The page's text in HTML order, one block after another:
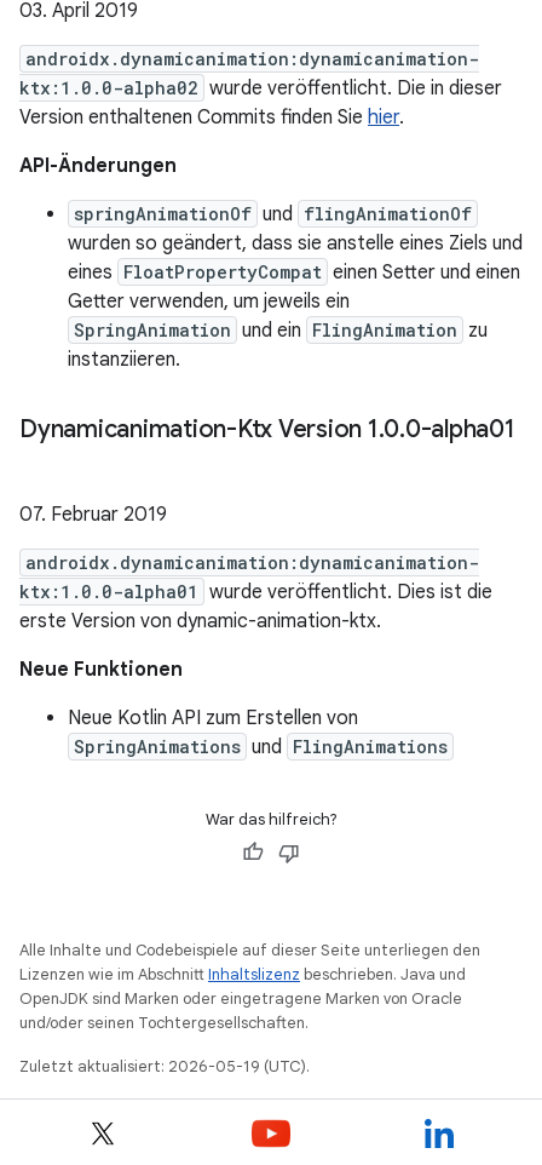
03. April 2019
androidx.dynamicanimation:dynamicanimation-
ktx:1.0.0-alpha02 wurde veröffentlicht. Die in dieser
Version enthaltenen Commits finden Sie hier.
API-Änderungen
springAnimationOf und flingAnimationOf
wurden so geändert, dass sie anstelle eines Ziels und
eines FloatPropertyCompat einen Setter und einen
Getter verwenden, um jeweils ein
SpringAnimation und ein FlingAnimation zu
instanziieren.
Dynamicanimation-Ktx Version 1.0.0-alpha01
07. Februar 2019
androidx.dynamicanimation:dynamicanimation-
ktx:1.0.0-alpha01
wurde veröffentlicht. Dies ist die
erste Version von dynamic-animation-ktx.
Neue Funktionen
Neue Kotlin API zum Erstellen von
SpringAnimations und FlingAnimations
War das hilfreich?
Alle Inhalte und Codebeispiele auf dieser Seite unterliegen den
Lizenzen wie im AbschnittInhaltslizenz beschrieben. Java und
OpenJDK sind Marken oder eingetragene Marken von Oracle
und/oder seinen Tochtergesellschaften.
Zuletzt aktualisiert: 2026-05-19 (UTC).